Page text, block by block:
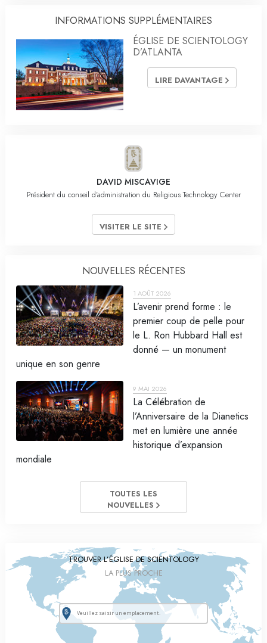
INFORMATIONS SUPPLÉMENTAIRES
ÉGLISE DE SCIENTOLOGY
D’ATLANTA
LIRE DAVANTAGE
DAVID MISCAVIGE
Président du conseil d’administration du Religious Technology Center
VISITER LE SITE
NOUVELLES RÉCENTES
1 AOÛT 2026
L’avenir prend forme : le
premier coup de pelle pour
le L. Ron Hubbard Hall est
donné — un monument
unique en son genre
9 MAI 2026
La Célébration de
l’Anniversaire de la Dianetics
met en lumière une année
historique d’expansion
mondiale
TOUTES LES
NOUVELLES
TROUVER L’ÉGLISE DE SCIENTOLOGY
LA PLUS PROCHE